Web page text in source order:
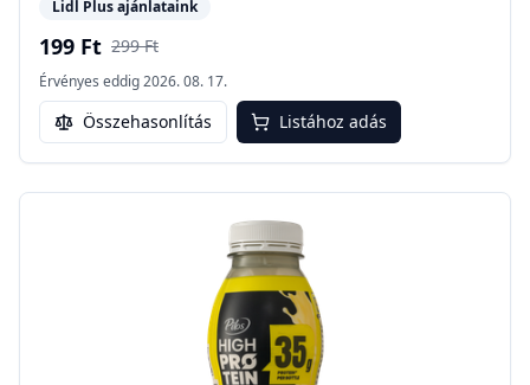
Lidl Plus ajánlataink
199 Ft 299 Ft
Érvényes eddig2026. 08. 17.
Összehasonlítás Listához adás